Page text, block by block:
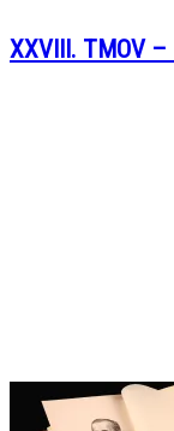
XXVIII. TMOV –